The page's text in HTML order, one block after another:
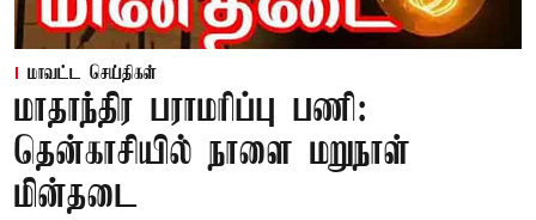
மாவட்ட செய்திகள்
மாதாந்திர பராமரிப்பு பணி:
தென்காசியில் நாளை மறுநாள்
மின்தடை